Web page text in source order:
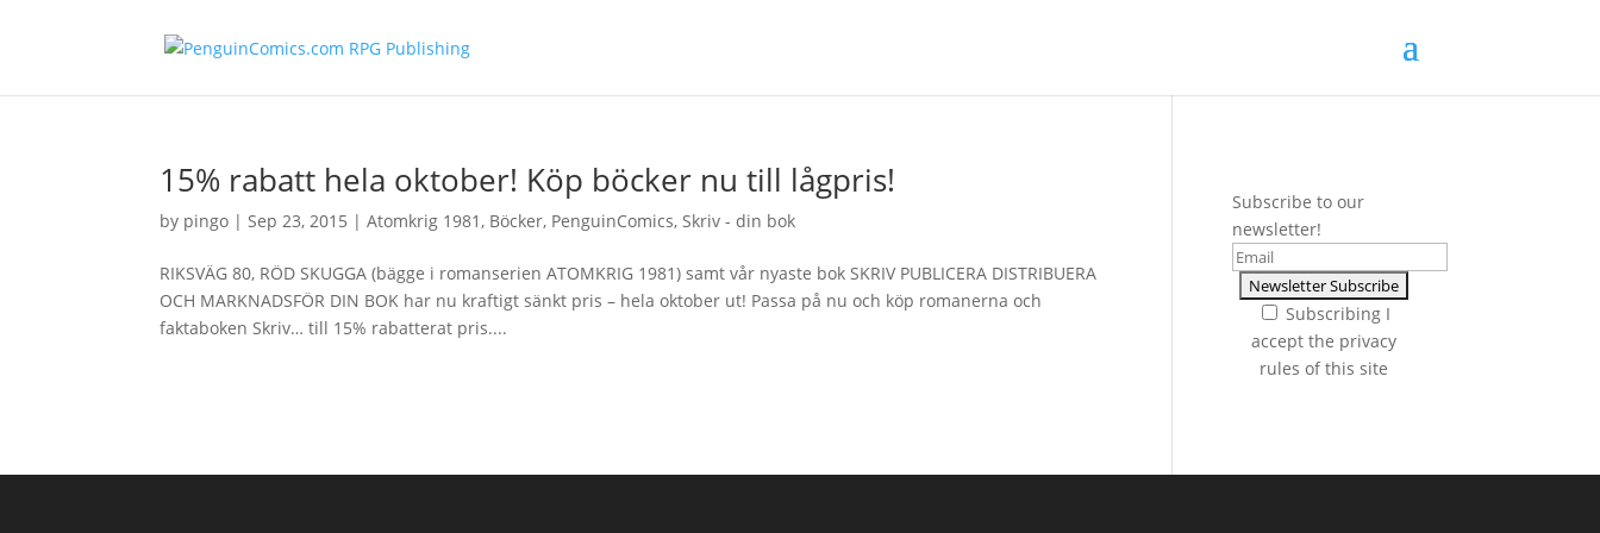
15% rabatt hela oktober! Köp böcker nu till lågpris!
by pingo |Sep 23, 2015 |Atomkrig 1981, Böcker, PenguinComics,Skriv - din bok
RIKSVÄG 80, RÖD SKUGGA (bägge i romanserien ATOMKRIG 1981) samt vår nyaste bok SKRIV PUBLICERA DISTRIBUERA
OCH MARKNADSFÖR DIN BOK har nu kraftigt sänkt pris – hela oktober ut! Passa på nu och köp romanerna och
faktaboken Skriv… till 15% rabatterat pris....
Subscribe to our
newsletter!
Subscribing I
accept the privacy
rules of this site